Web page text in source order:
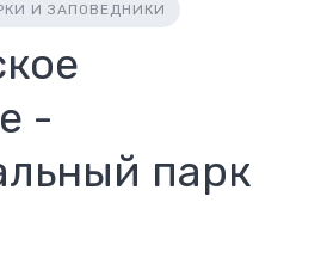
И ЗАПОВЕДНИКИ
-
парк